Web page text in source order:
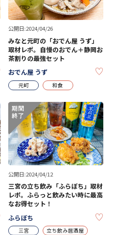
KEEP
公開日:2024/04/26
みなと元町の「おでん屋 うず」
取材レポ。自慢のおでん＋静岡お
茶割りの最強セット
おでん屋 うず
元町 和食
KEEP
公開日:2024/04/12
三宮の立ち飲み「ふらぼち」取材
レポ。ふらっと飲みたい時に最高
なお得セット！
ふらぼち
三宮 立ち飲み居酒屋